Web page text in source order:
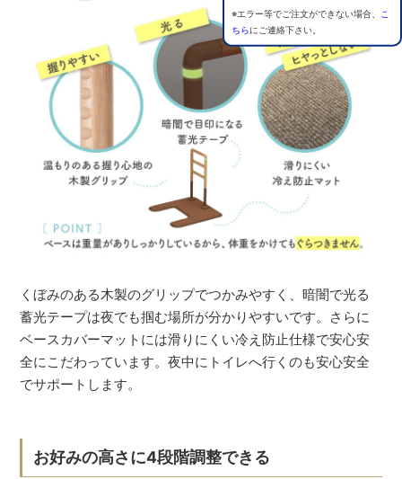
※エラー等でご注文ができない場合、
こ
ちらにご連絡下さい。
くぼみのある木製のグリップでつかみやすく、暗闇で光る
蓄光テープは夜でも掴む場所が分かりやすいです。さらに
ベースカバーマットには滑りにくい冷え防止仕様で安心安
全にこだわっています。夜中にトイレへ行くのも安心安全
でサポートします。
お好みの高さに4段階調整できる